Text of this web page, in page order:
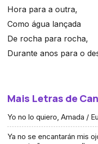
Hora para a outra,
Como água lançada
De rocha para rocha,
Durante anos para o
Mais Letras de
Yo
Ya no se encantarán mis ojos en